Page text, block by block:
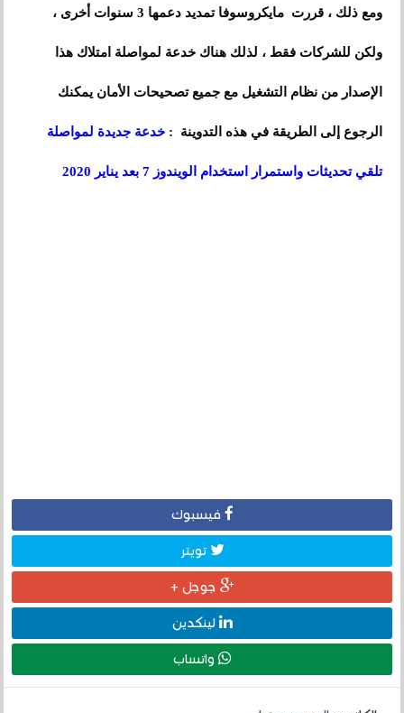
ومع ذلك ، قررت مايكروسوفا تمديد دعمها 3 سنوات أخرى ،
ولكن للشركات فقط ، لذلك هناك خدعة لمواصلة امتلاك هذا
الإصدار من نظام التشغيل مع جميع تصحيحات الأمان يمكنك
الرجوع إلى الطريقة في هذه التدوينة :خدعة جديدة لمواصلة
تلقي تحديثات واستمرار استخدام الويندوز 7 بعد يناير 2020
فيسبوك
تويتر
جوجل +
لينكدين
واتساب